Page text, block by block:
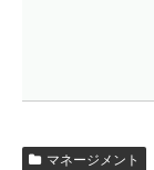
マネージメント